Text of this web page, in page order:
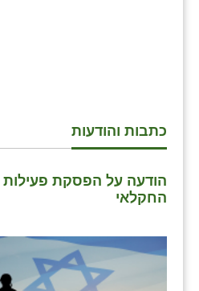
כתבות והודעות
הודעה על הפסקת
החקלאי